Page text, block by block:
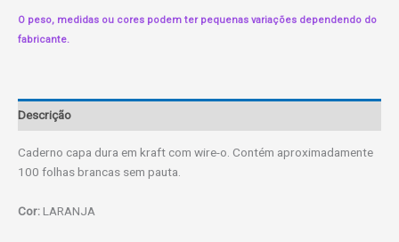
LARANJA
quantidade
O peso, medidas ou cores podem ter pequenas variações dependendo do
fabricante.
Descrição
Caderno capa dura em kraft com wire-o. Contém aproximadamente
100 folhas brancas sem pauta.
Cor:LARANJA